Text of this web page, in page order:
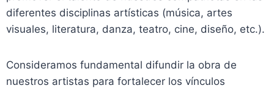
diferentes disciplinas artísticas (música, artes
visuales, literatura, danza, teatro, cine, diseño, etc.).
Consideramos fundamental difundir la obra de
nuestros artistas para fortalecer los vínculos